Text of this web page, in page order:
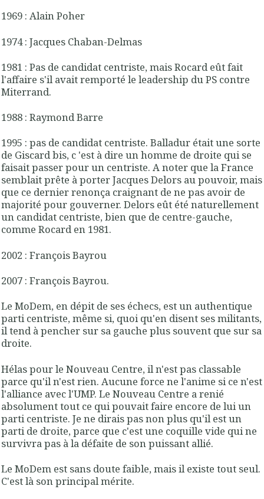
1969 : Alain Poher
1974 : Jacques Chaban-Delmas
1981 : Pas de candidat centriste, mais Rocard eût fait
l'affaire s'il avait remporté le leadership du PS contre
Miterrand.
1988 : Raymond Barre
1995 : pas de candidat centriste. Balladur était une sorte
de Giscard bis, c 'est à dire un homme de droite qui se
faisait passer pour un centriste. A noter que la France
semblait prête à porter Jacques Delors au pouvoir, mais
que ce dernier renonça craignant de ne pas avoir de
majorité pour gouverner. Delors eût été naturellement
un candidat centriste, bien que de centre-gauche,
comme Rocard en 1981.
2002 : François Bayrou
2007 : François Bayrou.
Le MoDem, en dépit de ses échecs, est un authentique
parti centriste, même si, quoi qu'en disent ses militants,
il tend à pencher sur sa gauche plus souvent que sur sa
droite.
Hélas pour le Nouveau Centre, il n'est pas classable
parce qu'il n'est rien. Aucune force ne l'anime si ce n'est
l'alliance avec l'UMP. Le Nouveau Centre a renié
absolument tout ce qui pouvait faire encore de lui un
parti centriste. Je ne dirais pas non plus qu'il est un
parti de droite, parce que c'est une coquille vide qui ne
survivra pas à la défaite de son puissant allié.
Le MoDem est sans doute faible, mais il existe tout seul.
C'est là son principal mérite.